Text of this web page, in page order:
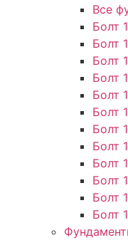
Все
Болт
Болт
Болт
Болт
Болт
Болт
Болт
Болт
Болт
Болт
Болт
Болт